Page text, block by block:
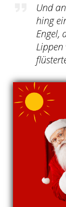
Und
hing
Engel,